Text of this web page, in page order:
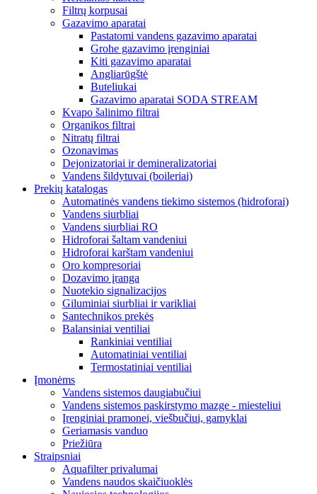
Filtrų korpusai
Gazavimo aparatai
Pastatomi vandens gazavimo aparatai
Grohe gazavimo įrenginiai
Kiti gazavimo aparatai
Angliarūgštė
Buteliukai
Gazavimo aparatai SODA STREAM
Kvapo šalinimo filtrai
Organikos filtrai
Nitratų filtrai
Ozonavimas
Dejonizatoriai ir demineralizatoriai
Vandens šildytuvai (boileriai)
Prekių katalogas
Automatinės vandens tiekimo sistemos (hidroforai)
Vandens siurbliai
Vandens siurbliai RO
Hidroforai šaltam vandeniui
Hidroforai karštam vandeniui
Oro kompresoriai
Dozavimo įranga
Nuotekio signalizacijos
Giluminiai siurbliai ir varikliai
Santechnikos prekės
Balansiniai ventiliai
Rankiniai ventiliai
Automatiniai ventiliai
Termostatiniai ventiliai
Įmonėms
Vandens sistemos daugiabučiui
Vandens sistemos paskirstymo mazge - miesteliui
Įrenginiai pramonei, viešbučiui, gamyklai
Geriamasis vanduo
Priežiūra
Straipsniai
Aquafilter privalumai
Vandens naudos skaičiuoklės